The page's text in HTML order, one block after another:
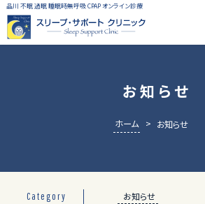
品川 不眠 過眠 睡眠時無呼吸 CPAP オンライン診療
お知らせ
ホーム > お知らせ
Category お知らせ